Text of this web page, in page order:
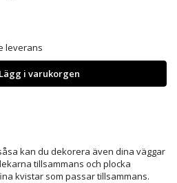
leverans
Lägg i varukorgen
kan du dekorera även dina väggar
tillsammans och plocka
kvistar som passar tillsammans.